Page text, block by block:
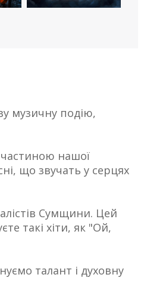
музичну подію,
частиною нашої
що звучать у серцях
Сумщини. Цей
такі хіти, як "Ой,
талант і духовну